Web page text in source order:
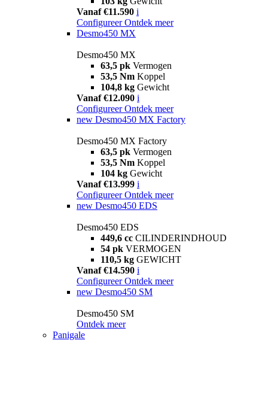
Vanaf €11.590 i
Configureer Ontdek meer
Desmo450 MX
Desmo450 MX
63,5 pk Vermogen
53,5 Nm Koppel
104,8 kg Gewicht
Vanaf €12.090 i
Configureer Ontdek meer
new Desmo450 MX Factory
Desmo450 MX Factory
63,5 pk Vermogen
53,5 Nm Koppel
104 kg Gewicht
Vanaf €13.999 i
Configureer Ontdek meer
new Desmo450 EDS
Desmo450 EDS
449,6 cc CILINDERINDHOUD
54 pk VERMOGEN
110,5 kg GEWICHT
Vanaf €14.590 i
Configureer Ontdek meer
new Desmo450 SM
Desmo450 SM
Ontdek meer
Panigale